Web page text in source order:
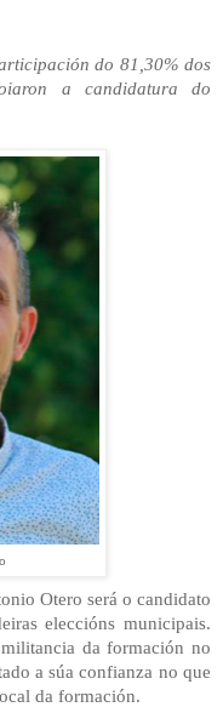
do 81,30% dos
a candidatura do
Otero será o candidato
eleccións municipais.
da formación no
a súa confianza no que
da formación.